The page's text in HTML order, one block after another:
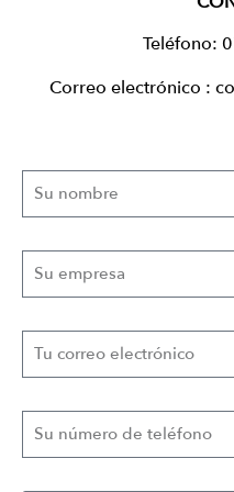
Teléfono:
Correo electrónico :